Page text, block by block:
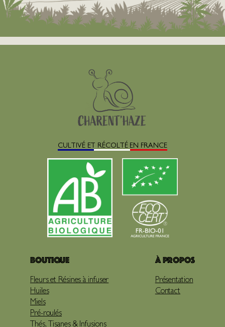
CULTIVÉ ET RÉCOLTÉ EN FRANCE
Boutique
Fleurs et Résines à infuser
Huiles
Miels
Pré-roulés
Thés, Tisanes & Infusions
À propos
Présentation
Contact